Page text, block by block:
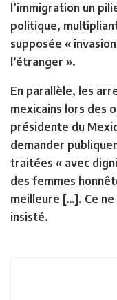
l’immigration un
politique,
supposée «
l’étranger ».
En parallèle, les
mexicains lors des
présidente du
demander
traitées « avec
des femmes
meilleure […]. Ce
insisté.